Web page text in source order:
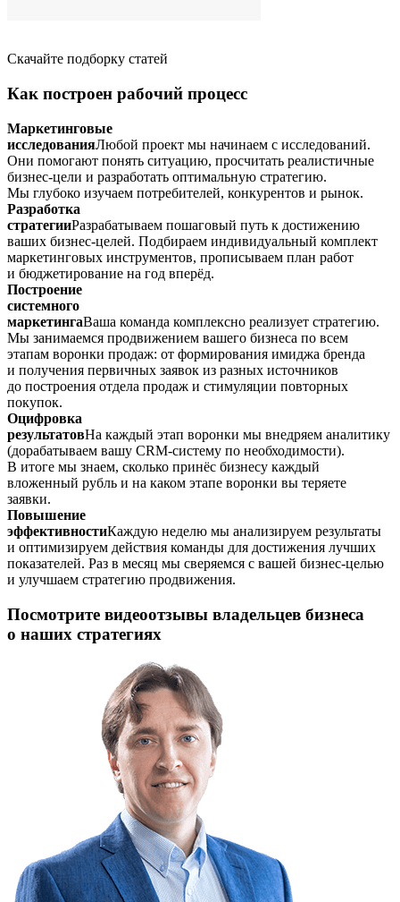
Скачайте подборку статей
Как построен рабочий процесс
Маркетинговые
исследованияЛюбой проект мы начинаем с исследований.
Они помогают понять ситуацию, просчитать реалистичные
бизнес-цели и разработать оптимальную стратегию.
Мы глубоко изучаем потребителей, конкурентов и рынок.
Разработка
стратегииРазрабатываем пошаговый путь к достижению
ваших бизнес-целей. Подбираем индивидуальный комплект
маркетинговых инструментов, прописываем план работ
и бюджетирование на год вперёд.
Построение
системного
маркетингаВаша команда комплексно реализует стратегию.
Мы занимаемся продвижением вашего бизнеса по всем
этапам воронки продаж: от формирования имиджа бренда
и получения первичных заявок из разных источников
до построения отдела продаж и стимуляции повторных
покупок.
Оцифровка
результатовНа каждый этап воронки мы внедряем аналитику
(дорабатываем вашу CRM-систему по необходимости).
В итоге мы знаем, сколько принёс бизнесу каждый
вложенный рубль и на каком этапе воронки вы теряете
заявки.
Повышение
эффективностиКаждую неделю мы анализируем результаты
и оптимизируем действия команды для достижения лучших
показателей. Раз в месяц мы сверяемся с вашей бизнес-целью
и улучшаем стратегию продвижения.
Посмотрите видеоотзывы владельцев бизнеса
о наших стратегиях